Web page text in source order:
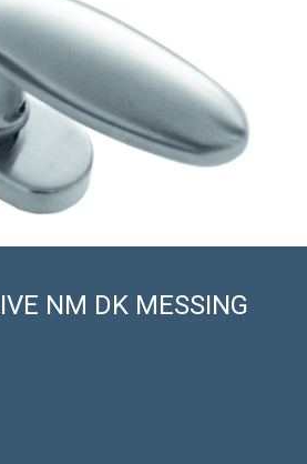
NM DK MESSING